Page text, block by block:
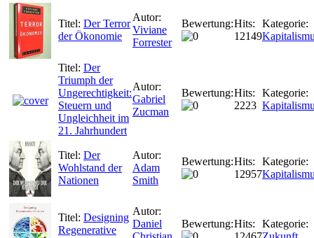
Titel: Der Terror
der Ökonomie
Autor:
Viviane
Forrester
Bewertung:Hits:
12149
Kategorie:
Titel: Der
Triumph der
Ungerechtigkeit:
Steuern und
Ungleichheit im
21. Jahrhundert
Autor:
Gabriel
Zucman
Bewertung:Hits:
2223
Kategorie:
Titel: Der
Wohlstand der
Nationen
Autor:
Adam
Smith
Bewertung:Hits:
12957
Kategorie:
Titel: Designing
Regenerative
Autor:
Daniel
Bewertung:Hits:
Kategorie: